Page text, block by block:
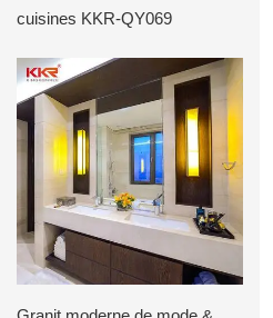
cuisines KKR-QY069